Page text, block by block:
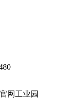
网工业园